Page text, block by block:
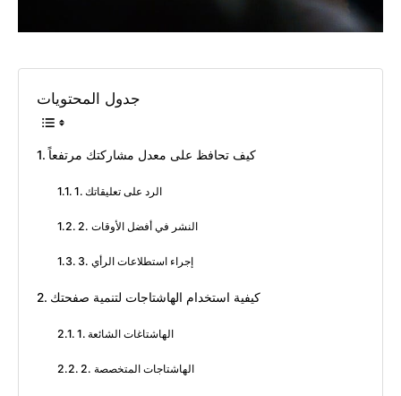
جدول المحتويات
كيف تحافظ على معدل مشاركتك مرتفعاً
1. الرد على تعليقاتك
2. النشر في أفضل الأوقات
3. إجراء استطلاعات الرأي
كيفية استخدام الهاشتاجات لتنمية صفحتك
1. الهاشتاغات الشائعة
2. الهاشتاجات المتخصصة